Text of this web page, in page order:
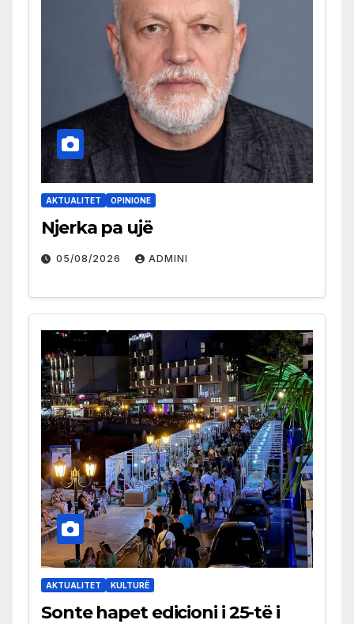
AKTUALITET OPINIONE
Njerka pa ujë
05/08/2026 ADMINI
AKTUALITET KULTURË
Sonte hapet edicioni i 25-të i